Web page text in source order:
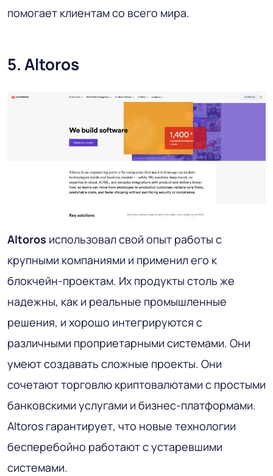
помогает клиентам со всего мира.
5. Altoros
Altoros использовал свой опыт работы с
крупными компаниями и применил его к
блокчейн-проектам. Их продукты столь же
надежны, как и реальные промышленные
решения, и хорошо интегрируются с
различными проприетарными системами. Они
умеют создавать сложные проекты. Они
сочетают торговлю криптовалютами с простыми
банковскими услугами и бизнес-платформами.
Altoros гарантирует, что новые технологии
бесперебойно работают с устаревшими
системами.